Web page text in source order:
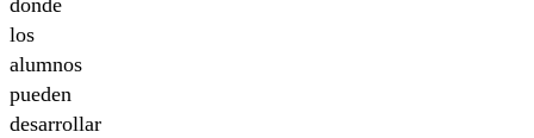
donde
los
alumnos
pueden
desarrollar